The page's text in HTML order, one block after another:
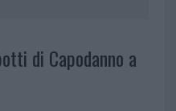
di Capodanno a